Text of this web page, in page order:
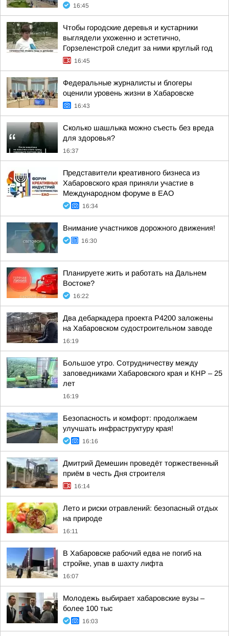
16:45
Чтобы городские деревья и кустарники
выглядели ухоженно и эстетично,
Горзеленстрой следит за ними круглый год
16:45
Федеральные журналисты и блогеры
оценили уровень жизни в Хабаровске
16:43
Сколько шашлыка можно съесть без вреда
для здоровья?
16:37
Представители креативного бизнеса из
Хабаровского края приняли участие в
Международном форуме в ЕАО
16:34
Внимание участников дорожного движения!
16:30
Планируете жить и работать на Дальнем
Востоке?
16:22
Два дебаркадера проекта Р4200 заложены
на Хабаровском судостроительном заводе
16:19
Большое утро. Сотрудничеству между
заповедниками Хабаровского края и КНР – 25
лет
16:19
Безопасность и комфорт: продолжаем
улучшать инфраструктуру края!
16:16
Дмитрий Демешин проведёт торжественный
приём в честь Дня строителя
16:14
Лето и риски отравлений: безопасный отдых
на природе
16:11
В Хабаровске рабочий едва не погиб на
стройке, упав в шахту лифта
16:07
Молодежь выбирает хабаровские вузы –
более 100 тыс
16:03